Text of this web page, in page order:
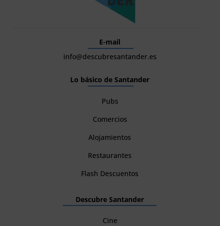
E-mail
info@descubresantander.es
Lo básico de Santander
Pubs
Comercios
Alojamientos
Restaurantes
Flash Descuentos
Descubre Santander
Cine